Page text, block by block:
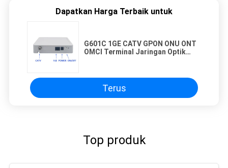
Dapatkan Harga Terbaik untuk
G601C 1GE CATV GPON ONU ONT
OMCI Terminal Jaringan Optik
Terus
Top produk